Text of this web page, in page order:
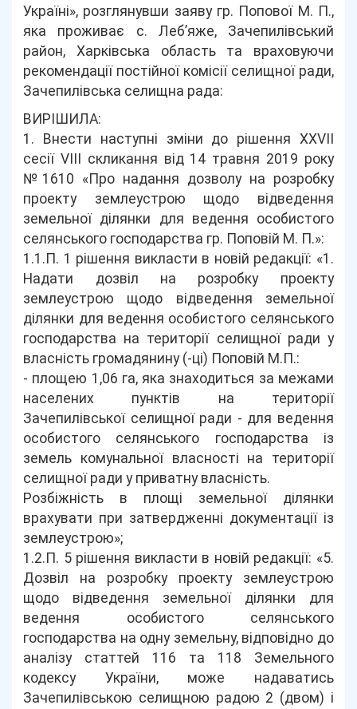
Україні», розглянувши заяву гр. Попової М. П.,
яка проживає с. Леб’яже, Зачепилівський
район, Харківська область та враховуючи
рекомендації постійної комісії селищної ради,
Зачепилівська селищна рада:
ВИРІШИЛА:
1. Внести наступні зміни до рішення ХХVІІ
сесії VІІІ скликання від 14 травня 2019 року
№1610 «Про надання дозволу на розробку
проекту землеустрою щодо відведення
земельної ділянки для ведення особистого
селянського господарства гр. Поповій М. П.»:
1.1.П. 1 рішення викласти в новій редакції: «1.
Надати дозвіл на розробку проекту
землеустрою щодо відведення земельної
ділянки для ведення особистого селянського
господарства на території селищної ради у
власність громадянину (-ці) Поповій М.П.:
- площею 1,06 га, яка знаходиться за межами
населених пунктів на території
Зачепилівської селищної ради - для ведення
особистого селянського господарства із
земель комунальної власності на території
селищної ради у приватну власність.
Розбіжність в площі земельної ділянки
врахувати при затвердженні документації із
землеустрою»;
1.2.П. 5 рішення викласти в новій редакції: «5.
Дозвіл на розробку проекту землеустрою
щодо відведення земельної ділянки для
ведення особистого селянського
господарства на одну земельну, відповідно до
аналізу статтей 116 та 118 Земельного
кодексу України, може надаватись
Зачепилівською селищною радою 2 (двом) і